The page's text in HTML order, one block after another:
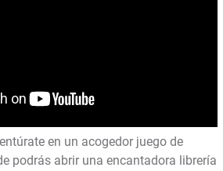
en un acogedor juego de
podrás abrir una encantadora librería